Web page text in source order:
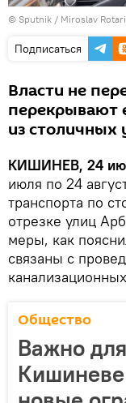
© Sputnik / Miroslav Rotari
Подписаться
Власти не
перекрывают
из столичных
КИШИНЕВ, 24
июля по 24
транспорта по
отрезке улиц
меры, как
связаны с
Общество
Важно
Кишиневе